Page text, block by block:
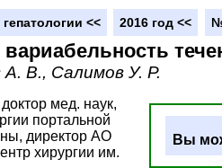
<< 2016 год <<
В., Салимов У. Р.
Вы
мед. наук,
портальной
директор АО
хирургии им.